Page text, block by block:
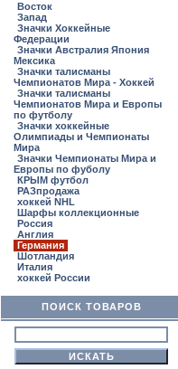
Восток
Запад
Значки Хоккейные
Федерации
Значки Австралия Япония
Мексика
Значки талисманы
Чемпионатов Мира - Хоккей
Значки талисманы
Чемпионатов Мира и Европы
по футболу
Значки хоккейные
Олимпиады и Чемпионаты
Мира
Значки Чемпионаты Мира и
Европы по фуболу
КРЫМ футбол
РАЗпродажа
хоккей NHL
Шарфы коллекционные
Россия
Англия
Германия
Шотландия
Италия
хоккей России
ПОИСК ТОВАРОВ